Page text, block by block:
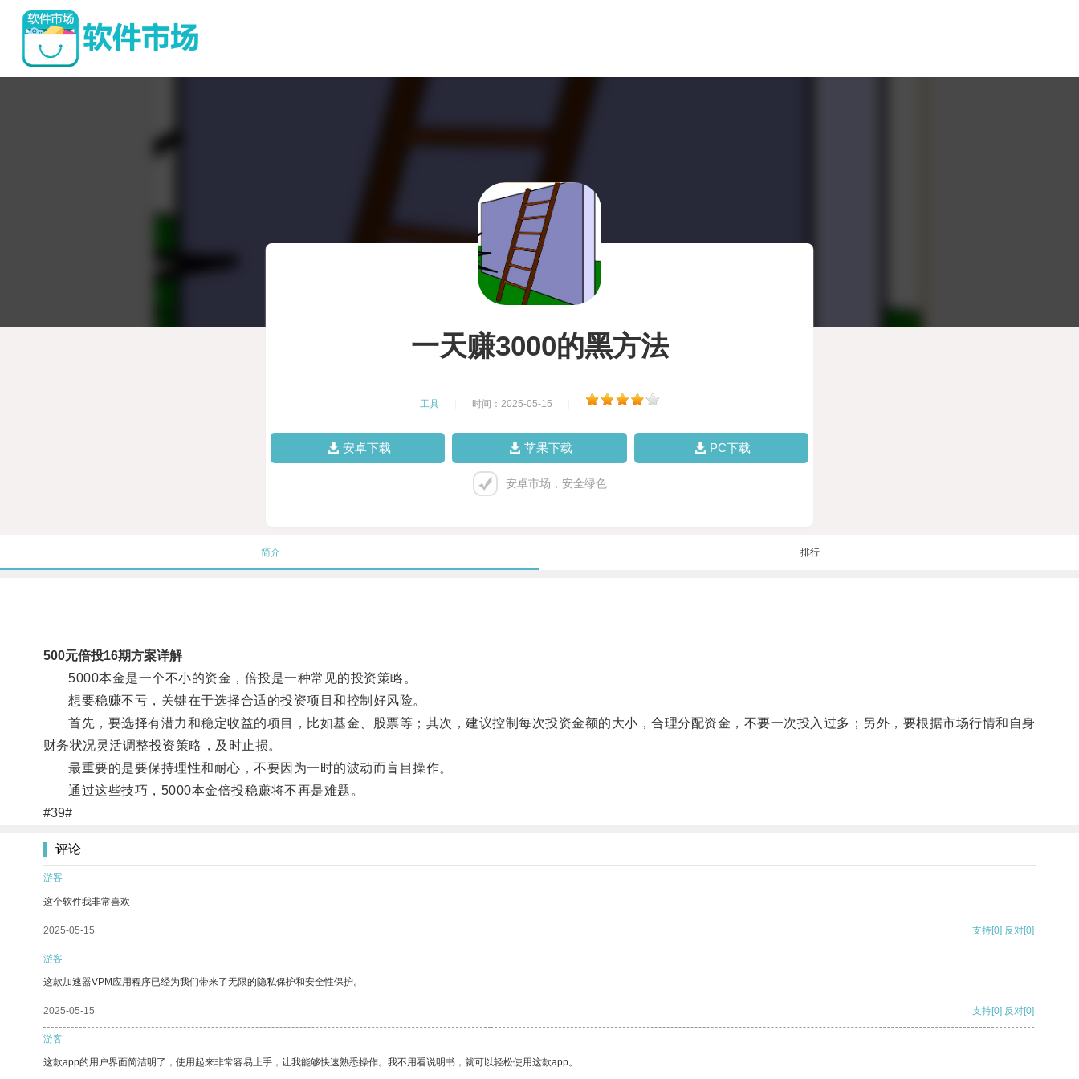
一天赚3000的黑方法
工具 时间：2025-05-15
安卓下载 苹果下载 PC下载
安卓市场，安全绿色
简介 排行
500元倍投16期方案详解
5000本金是一个不小的资金，倍投是一种常见的投资策略。
想要稳赚不亏，关键在于选择合适的投资项目和控制好风险。
首先，要选择有潜力和稳定收益的项目，比如基金、股票等；其次，建议控制每次投资金额的大小，合理分配资金，不要一次投入过多；另外，要根据市场行情和自身
财务状况灵活调整投资策略，及时止损。
最重要的是要保持理性和耐心，不要因为一时的波动而盲目操作。
通过这些技巧，5000本金倍投稳赚将不再是难题。
#39#
评论
游客
这个软件我非常喜欢
2025-05-15 支持[0] 反对[0]
游客
这款加速器VPM应用程序已经为我们带来了无限的隐私保护和安全性保护。
2025-05-15 支持[0] 反对[0]
游客
这款app的用户界面简洁明了，使用起来非常容易上手，让我能够快速熟悉操作。我不用看说明书，就可以轻松使用这款app。